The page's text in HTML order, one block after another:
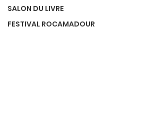
SALON DU LIVRE
FESTIVAL ROCAMADOUR